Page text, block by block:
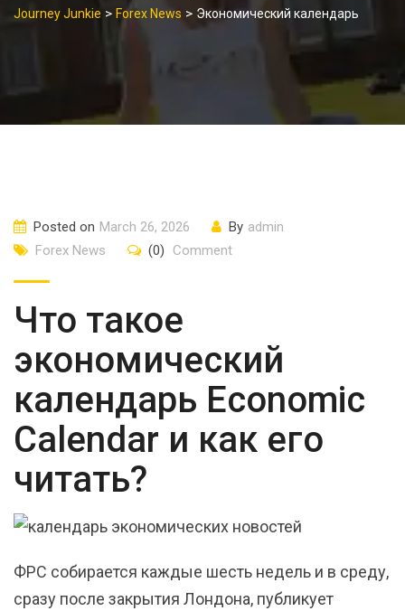
Journey Junkie > Forex News > Экономический календарь
Posted on March 26, 2026 By admin
Forex News
(0) Comment
Что такое
экономический
календарь Economic
Calendar и как его
читать?
ФРС собирается каждые шесть недель и в среду,
сразу после закрытия Лондона, публикует